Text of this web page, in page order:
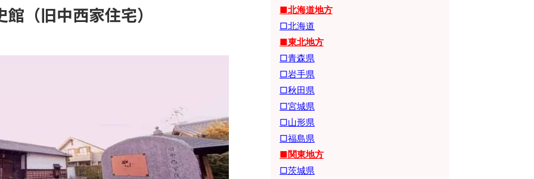
（旧中西家住宅）
■北海道地方
□北海道
■東北地方
□青森県
□岩手県
□秋田県
□宮城県
□山形県
□福島県
■関東地方
□茨城県